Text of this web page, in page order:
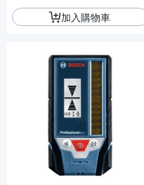
加入購物車